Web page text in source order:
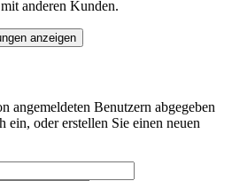
anderen Kunden.
anzeigen
angemeldeten Benutzern abgegeben
ein, oder erstellen Sie einen neuen